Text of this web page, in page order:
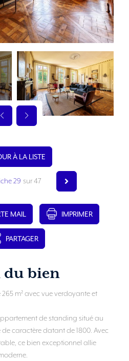
À LA LISTE
29 sur 47
MAIL IMPRIMER
PARTAGER
du bien
m² avec vue verdoyante et
de standing situé au
caractère datant de 1800. Avec
ce bien exceptionnel allie